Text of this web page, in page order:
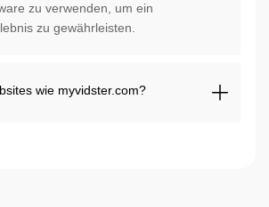
zu verwenden, um ein
zu gewährleisten.
wie myvidster.com?